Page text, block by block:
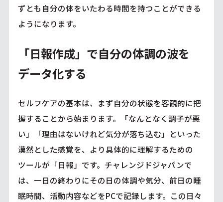
ずとも自分の体をいたわる時間を持つことができる
ようになります。
「日報作成」で自分の体調の波を
データ化する
セルフケアの基本は、まず自分の状態を客観的に把
握することから始まります。「なんとなく調子が悪
い」「理由はないけれど気分が落ち込む」といった
漠然とした感覚を、より具体的に理解するための
ツールが「日報」です。チャレンジドジャパンで
は、一日の終わりにその日の体調や気分、前日の睡
眠時間、活動内容などをPCで記録します。この日々